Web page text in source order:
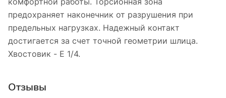
предохраняет наконечник от разрушения при
предельных нагрузках. Надежный контакт
достигается за счет точной геометрии шлица.
Хвостовик - E 1/4.
Отзывы